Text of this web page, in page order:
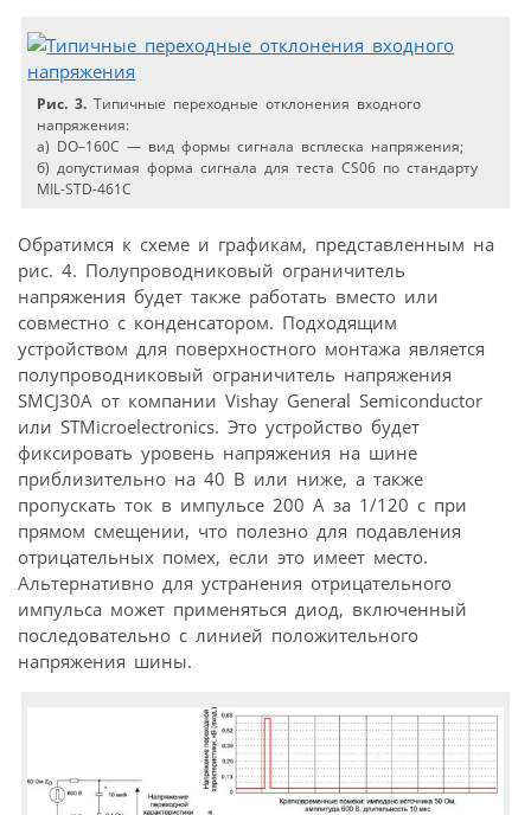
Рис. 3. Типичные переходные отклонения входного
напряжения:
а) DO–160C — вид формы сигнала всплеска напряжения;
б) допустимая форма сигнала для теста CS06 по стандарту
MIL-STD-461C
Обратимся к схеме и графикам, представленным на
рис. 4. Полупроводниковый ограничитель
напряжения будет также работать вместо или
совместно с конденсатором. Подходящим
устройством для поверхностного монтажа является
полупроводниковый ограничитель напряжения
SMCJ30A от компании Vishay General Semiconductor
или STMicroelectronics. Это устройство будет
фиксировать уровень напряжения на шине
приблизительно на 40 В или ниже, а также
пропускать ток в импульсе 200 А за 1/120 с при
прямом смещении, что полезно для подавления
отрицательных помех, если это имеет место.
Альтернативно для устранения отрицательного
импульса может применяться диод, включенный
последовательно с линией положительного
напряжения шины.